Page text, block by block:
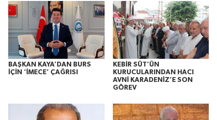
BAŞKAN KAYA’DAN BURS
İÇİN ‘İMECE’ ÇAĞRISI
KEBİR SÜT’ÜN
KURUCULARINDAN HACI
AVNİ KARADENİZ’E SON
GÖREV